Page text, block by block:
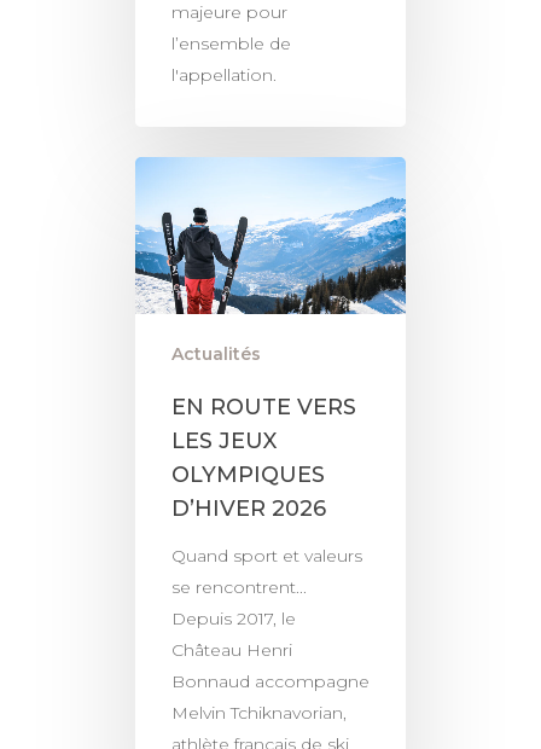
majeure pour
l’ensemble de
l'appellation.
Actualités
EN ROUTE VERS
LES JEUX
OLYMPIQUES
D’HIVER 2026
Quand sport et valeurs
se rencontrent...
Depuis 2017, le
Château Henri
Bonnaud accompagne
Melvin Tchiknavorian,
athlète français de ski